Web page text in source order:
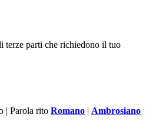
terze parti che richiedono il tuo
| Parola rito Romano | Ambrosiano